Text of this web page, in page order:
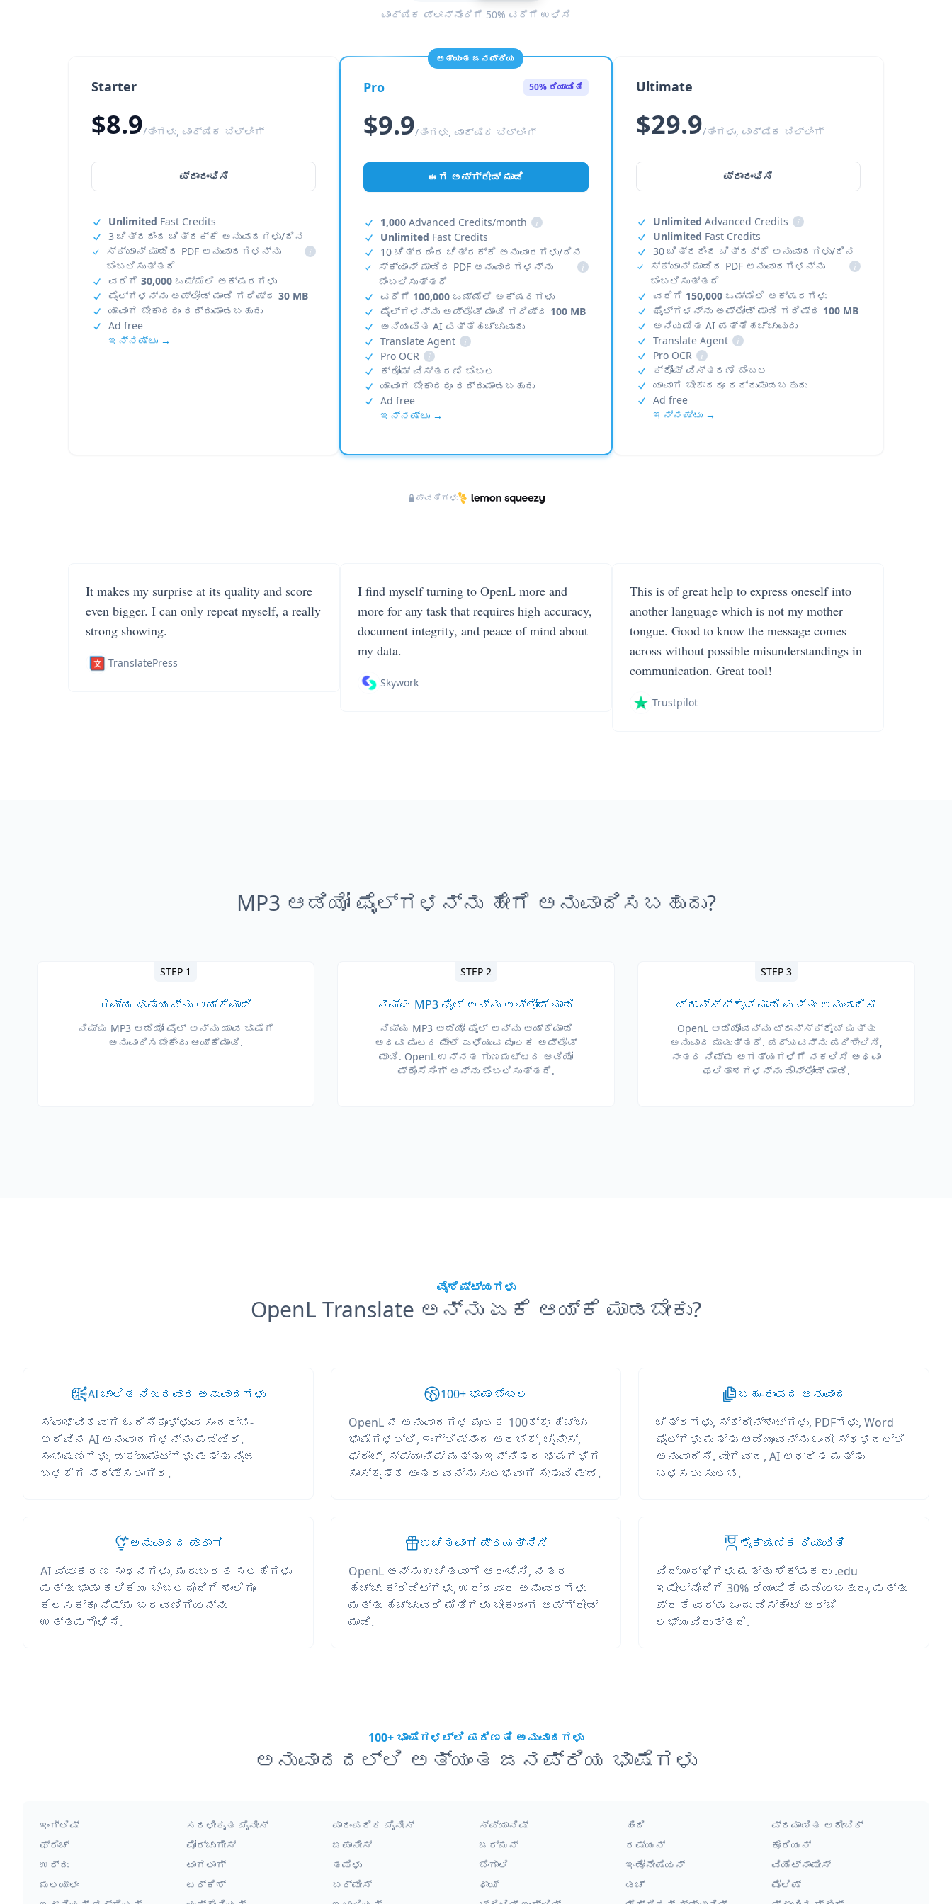
ವಾರ್ಷಿಕ ಪ್ಲಾನ್‌ನೊಂದಿಗೆ 50% ವರೆಗೆ ಉಳಿಸಿ
Starter
$8.9/ತಿಂಗಳು, ವಾರ್ಷಿಕ ಬಿಲ್ಲಿಂಗ್
ಪ್ರಾರಂಭಿಸಿ
Unlimited Fast Credits
3 ಚಿತ್ರದಿಂದ ಚಿತ್ರಕ್ಕೆ ಅನುವಾದಗಳು/ದಿನ
ಸ್ಕ್ಯಾನ್ ಮಾಡಿದ PDF ಅನುವಾದಗಳನ್ನು
ಬೆಂಬಲಿಸುತ್ತದೆ
i
ವರೆಗೆ 30,000 ಒಮ್ಮೆಲೆ ಅಕ್ಷರಗಳು
ಫೈಲ್‌ಗಳನ್ನು ಅಪ್‌ಲೋಡ್ ಮಾಡಿ ಗರಿಷ್ಠ 30 MB
ಯಾವಾಗ ಬೇಕಾದರೂ ರದ್ದುಮಾಡಬಹುದು
Ad free
ಇನ್ನಷ್ಟು →
ಅತ್ಯಂತ ಜನಪ್ರಿಯ
Pro 50% ರಿಯಾಯಿತಿ
$9.9/ತಿಂಗಳು, ವಾರ್ಷಿಕ ಬಿಲ್ಲಿಂಗ್
ಈಗ ಅಪ್‌ಗ್ರೇಡ್ ಮಾಡಿ
1,000 Advanced Credits/month
i
Unlimited Fast Credits
10 ಚಿತ್ರದಿಂದ ಚಿತ್ರಕ್ಕೆ ಅನುವಾದಗಳು/ದಿನ
ಸ್ಕ್ಯಾನ್ ಮಾಡಿದ PDF ಅನುವಾದಗಳನ್ನು
ಬೆಂಬಲಿಸುತ್ತದೆ
i
ವರೆಗೆ 100,000 ಒಮ್ಮೆಲೆ ಅಕ್ಷರಗಳು
ಫೈಲ್‌ಗಳನ್ನು ಅಪ್‌ಲೋಡ್ ಮಾಡಿ ಗರಿಷ್ಠ 100 MB
ಅನಿಯಮಿತ AI ಪತ್ತೆಹಚ್ಚುವುದು
Translate Agent
i
Pro OCR
i
ಕ್ರೋಮ್ ವಿಸ್ತರಣೆ ಬೆಂಬಲ
ಯಾವಾಗ ಬೇಕಾದರೂ ರದ್ದುಮಾಡಬಹುದು
Ad free
ಇನ್ನಷ್ಟು →
Ultimate
$29.9/ತಿಂಗಳು, ವಾರ್ಷಿಕ ಬಿಲ್ಲಿಂಗ್
ಪ್ರಾರಂಭಿಸಿ
Unlimited Advanced Credits
i
Unlimited Fast Credits
30 ಚಿತ್ರದಿಂದ ಚಿತ್ರಕ್ಕೆ ಅನುವಾದಗಳು/ದಿನ
ಸ್ಕ್ಯಾನ್ ಮಾಡಿದ PDF ಅನುವಾದಗಳನ್ನು
ಬೆಂಬಲಿಸುತ್ತದೆ
i
ವರೆಗೆ 150,000ಒಮ್ಮೆಲೆ ಅಕ್ಷರಗಳು
ಫೈಲ್‌ಗಳನ್ನು ಅಪ್‌ಲೋಡ್ ಮಾಡಿ ಗರಿಷ್ಠ 100 MB
ಅನಿಯಮಿತ AI ಪತ್ತೆಹಚ್ಚುವುದು
Translate Agent
i
Pro OCR
i
ಕ್ರೋಮ್ ವಿಸ್ತರಣೆ ಬೆಂಬಲ
ಯಾವಾಗ ಬೇಕಾದರೂ ರದ್ದುಮಾಡಬಹುದು
Ad free
ಇನ್ನಷ್ಟು →
ಪಾವತಿಗಳು
It makes my surprise at its quality and score
even bigger. I can only repeat myself, a really
strong showing.
TranslatePress
I find myself turning to OpenL more and
more for any task that requires high accuracy,
document integrity, and peace of mind about
my data.
Skywork
This is of great help to express oneself into
another language which is not my mother
tongue. Good to know the message comes
across without possible misunderstandings in
communication. Great tool!
Trustpilot
MP3 ಆಡಿಯೋ ಫೈಲ್‌ಗಳನ್ನು ಹೇಗೆ ಅನುವಾದಿಸಬಹುದು?
STEP 1
ಗಮ್ಯ ಭಾಷೆಯನ್ನು ಆಯ್ಕೆಮಾಡಿ
ನಿಮ್ಮ MP3 ಆಡಿಯೋ ಫೈಲ್ ಅನ್ನು ಯಾವ ಭಾಷೆಗೆ
ಅನುವಾದಿಸಬೇಕೆಂದು ಆಯ್ಕೆಮಾಡಿ.
STEP 2
ನಿಮ್ಮ MP3 ಫೈಲ್ ಅನ್ನು ಅಪ್‌ಲೋಡ್ ಮಾಡಿ
ನಿಮ್ಮ MP3 ಆಡಿಯೋ ಫೈಲ್ ಅನ್ನು ಆಯ್ಕೆಮಾಡಿ
ಅಥವಾ ಪುಟದ ಮೇಲೆ ಎಳೆಯುವ ಮೂಲಕ ಅಪ್‌ಲೋಡ್
ಮಾಡಿ. OpenL ಉನ್ನತ ಗುಣಮಟ್ಟದ ಆಡಿಯೋ
ಪ್ರೊಸೆಸಿಂಗ್ ಅನ್ನು ಬೆಂಬಲಿಸುತ್ತದೆ.
STEP 3
ಟ್ರಾನ್ಸ್ಕ್ರೈಬ್ ಮಾಡಿ ಮತ್ತು ಅನುವಾದಿಸಿ
OpenL ಆಡಿಯೋವನ್ನು ಟ್ರಾನ್ಸ್ಕ್ರೈಬ್ ಮತ್ತು
ಅನುವಾದ ಮಾಡುತ್ತದೆ. ಪಠ್ಯವನ್ನು ಪರಿಶೀಲಿಸಿ,
ನಂತರ ನಿಮ್ಮ ಅಗತ್ಯಗಳಿಗೆ ನಕಲಿಸಿ ಅಥವಾ
ಫಲಿತಾಂಶಗಳನ್ನು ಡೌನ್‌ಲೋಡ್ ಮಾಡಿ.
ವೈಶಿಷ್ಟ್ಯಗಳು
OpenL Translate ಅನ್ನು ಏಕೆ ಆಯ್ಕೆ ಮಾಡಬೇಕು?
AI ಚಾಲಿತ ನಿಖರವಾದ ಅನುವಾದಗಳು
ಸ್ವಾಭಾವಿಕವಾಗಿ ಓದಿಸಿಕೊಳ್ಳುವ ಸಂದರ್ಭ-
ಅರಿವಿನ AI ಅನುವಾದಗಳನ್ನು ಪಡೆಯಿರಿ.
ಸಂಭಾಷಣೆಗಳು, ಡಾಕ್ಯುಮೆಂಟ್‌ಗಳು ಮತ್ತು ನೈಜ
ಬಳಕೆಗೆ ನಿರ್ಮಿಸಲಾಗಿದೆ.
100+ ಭಾಷಾ ಬೆಂಬಲ
OpenL ನ ಅನುವಾದಗಳ ಮೂಲಕ 100ಕ್ಕೂ ಹೆಚ್ಚು
ಭಾಷೆಗಳಲ್ಲಿ, ಇಂಗ್ಲಿಷ್‌ನಿಂದ ಅರಬಿಕ್, ಚೈನೀಸ್,
ಫ್ರೆಂಚ್, ಸ್ಪ್ಯಾನಿಷ್ ಮತ್ತು ಇನ್ನಿತರ ಭಾಷೆಗಳಿಗೆ
ಸಾಂಸ್ಕೃತಿಕ ಅಂತರವನ್ನು ಸುಲಭವಾಗಿ ಸೇತುವೆ ಮಾಡಿ.
ಬಹು-ರೂಪದ ಅನುವಾದ
ಚಿತ್ರಗಳು, ಸ್ಕ್ರೀನ್‌ಶಾಟ್‌ಗಳು, PDFಗಳು, Word
ಫೈಲ್‌ಗಳು ಮತ್ತು ಆಡಿಯೊವನ್ನು ಒಂದೇ ಸ್ಥಳದಲ್ಲಿ
ಅನುವಾದಿಸಿ. ವೇಗವಾದ, AI ಆಧಾರಿತ ಮತ್ತು
ಬಳಸಲು ಸುಲಭ.
ಅನುವಾದದ ಪಾರಾಗಿ
AI ವ್ಯಾಕರಣ ಸಾಧನಗಳು, ಮರುಬರಹ ಸಲಹೆಗಳು
ಮತ್ತು ಭಾಷಾ ಕಲಿಕೆಯ ಬೆಂಬಲದೊಂದಿಗೆ ಶಾಲೆಗೂ
ಕೆಲಸಕ್ಕೂ ನಿಮ್ಮ ಬರವಣಿಗೆಯನ್ನು
ಉತ್ತಮಗೊಳಿಸಿ.
ಉಚಿತವಾಗಿ ಪ್ರಯತ್ನಿಸಿ
OpenL ಅನ್ನು ಉಚಿತವಾಗಿ ಆರಂಭಿಸಿ, ನಂತರ
ಹೆಚ್ಚು ಕ್ರೆಡಿಟ್‌ಗಳು, ಉದ್ದವಾದ ಅನುವಾದಗಳು
ಮತ್ತು ಹೆಚ್ಚುವರಿ ಮಿತಿಗಳು ಬೇಕಾದಾಗ ಅಪ್‌ಗ್ರೇಡ್
ಮಾಡಿ.
ಶೈಕ್ಷಣಿಕ ರಿಯಾಯಿತಿ
ವಿದ್ಯಾರ್ಥಿಗಳು ಮತ್ತು ಶಿಕ್ಷಕರು .edu
ಇಮೇಲ್‌ನೊಂದಿಗೆ 30% ರಿಯಾಯಿತಿ ಪಡೆಯಬಹುದು, ಮತ್ತು
ಪ್ರತಿ ವರ್ಷ ಒಂದು ಡಿಸ್ಕೌಂಟ್ ಅರ್ಜಿ
ಲಭ್ಯವಿರುತ್ತದೆ.
100+ ಭಾಷೆಗಳಲ್ಲಿ ಪರಿಣತಿ ಅನುವಾದಗಳು
ಅನುವಾದದಲ್ಲಿ ಅತ್ಯಂತ ಜನಪ್ರಿಯ ಭಾಷೆಗಳು
ಇಂಗ್ಲಿಷ್ ಸರಳೀಕೃತ ಚೈನೀಸ್ ಪಾರಂಪರಿಕ ಚೈನೀಸ್ ಸ್ಪ್ಯಾನಿಷ್ ಹಿಂದಿ
ಪ್ರಮಾಣಿತ ಅರೇಬಿಕ್
ಫ್ರೆಂಚ್
ಪೋರ್ಚುಗೀಸ್ ಜಪಾನೀಸ್ ಜರ್ಮನ್ ರಷ್ಯನ್
ಕೊರಿಯನ್
ಉರ್ದು
ಟಾಗಲಾಗ್ ತಮಿಳು ಬೆಂಗಾಲಿ ಇಂಡೋನೇಷಿಯನ್
ವಿಯೆಟ್ನಾಮೀಸ್
ಮಲಯಾಳಂ
ಟರ್ಕಿಶ್ ಬರ್ಮೀಸ್ ಥಾಯ್ ಡಚ್
ಪೋಲಿಷ್